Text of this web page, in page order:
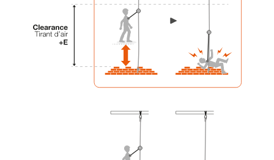
verbundenen Techniken. Möglicherweise gibt es
noch andere Techniken, die hier nicht
beschrieben werden.